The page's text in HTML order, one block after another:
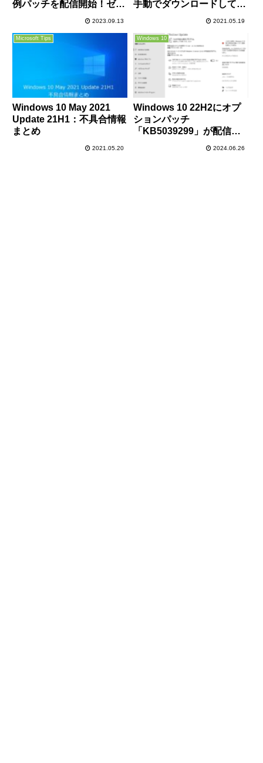
例パッチを配信開始！ゼロ
急に適用を！
2023.09.13
手動でダウンロードしてイ
2021.05.19
Microsoft Tips
Windows 10 May 2021
Update 21H1：不具合情報
まとめ
2021.05.20
Windows 10
Windows 10 22H2にオプ
ションパッチ
「KB5039299」が配信開
2024.06.26